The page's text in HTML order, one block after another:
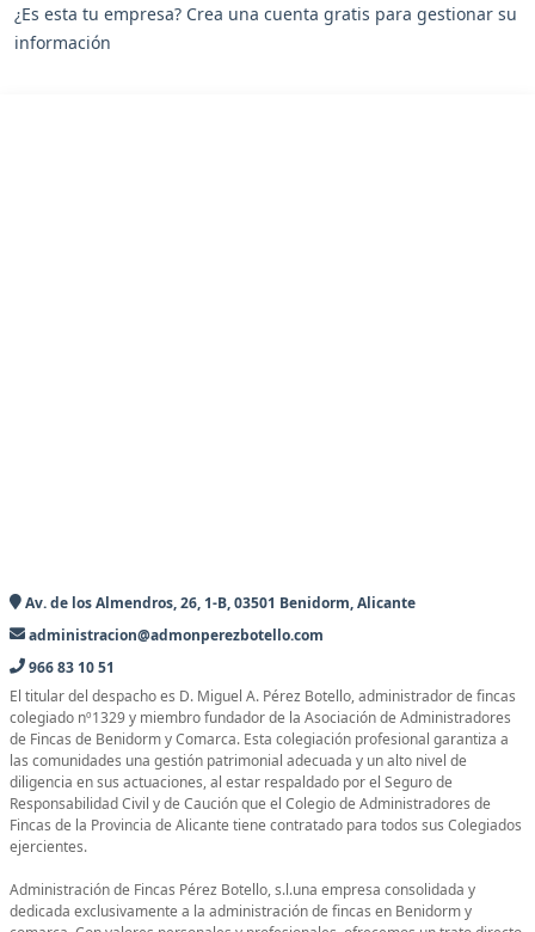
¿Es esta tu empresa? Crea una cuenta gratis para gestionar su
información
Av. de los Almendros, 26, 1-B, 03501 Benidorm, Alicante
administracion@admonperezbotello.com
966 83 10 51
El titular del despacho es D. Miguel A. Pérez Botello, administrador de fincas
colegiado nº1329 y miembro fundador de la Asociación de Administradores
de Fincas de Benidorm y Comarca. Esta colegiación profesional garantiza a
las comunidades una gestión patrimonial adecuada y un alto nivel de
diligencia en sus actuaciones, al estar respaldado por el Seguro de
Responsabilidad Civil y de Caución que el Colegio de Administradores de
Fincas de la Provincia de Alicante tiene contratado para todos sus Colegiados
ejercientes.
Administración de Fincas Pérez Botello, s.l.una empresa consolidada y
dedicada exclusivamente a la administración de fincas en Benidorm y